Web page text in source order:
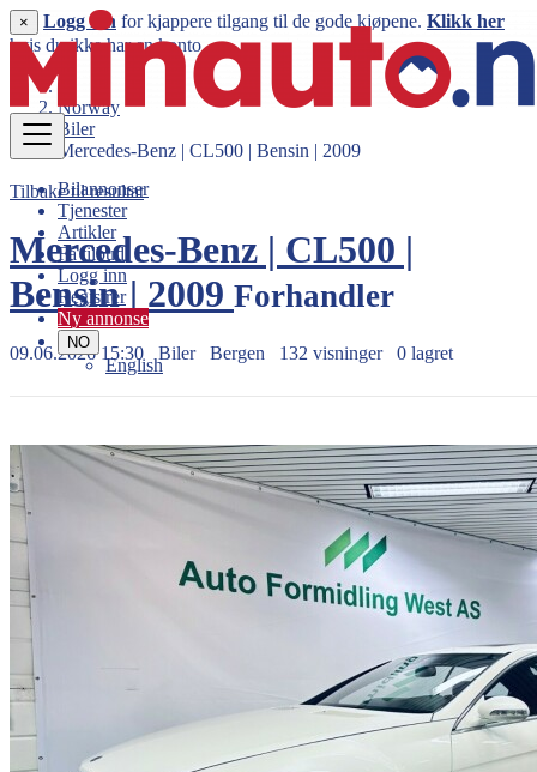
Bilannonser
Tjenester
Artikler
Få tilbud
Logg inn
Registrer
Ny annonse
NO
English
× Logg inn for kjappere tilgang til de gode kjøpene. Klikk her
hvis du ikke har en konto.
Norway
Biler
Mercedes-Benz | CL500 | Bensin | 2009
Tilbake til resultat
Mercedes-Benz | CL500 |
Bensin | 2009 Forhandler
09.06.2026 15:30 Biler Bergen 132 visninger 0 lagret